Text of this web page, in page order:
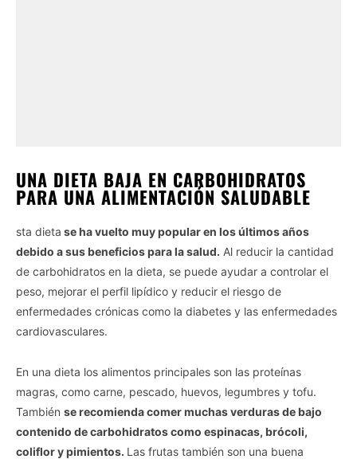
UNA DIETA BAJA EN CARBOHIDRATOS
PARA UNA ALIMENTACIÓN SALUDABLE
sta dieta se ha vuelto muy popular en los últimos años
debido a sus beneficios para la salud. Al reducir la cantidad
de carbohidratos en la dieta, se puede ayudar a controlar el
peso, mejorar el perfil lipídico y reducir el riesgo de
enfermedades crónicas como la diabetes y las enfermedades
cardiovasculares.
En una dieta los alimentos principales son las proteínas
magras, como carne, pescado, huevos, legumbres y tofu.
También se recomienda comer muchas verduras de bajo
contenido de carbohidratos como espinacas, brócoli,
coliflor y pimientos. Las frutas también son una buena